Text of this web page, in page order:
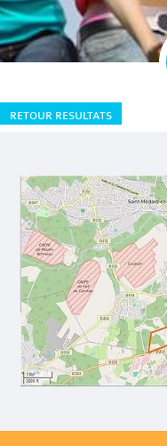
RETOUR RESULTATS